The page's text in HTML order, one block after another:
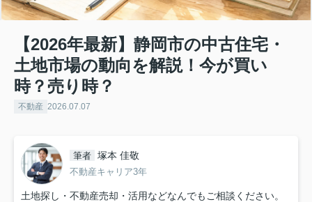
【2026年最新】静岡市の中古住宅・
土地市場の動向を解説！今が買い
時？売り時？
不動産 2026.07.07
筆者 塚本 佳敬
不動産キャリア3年
土地探し・不動産売却・活用などなんでもご相談ください。